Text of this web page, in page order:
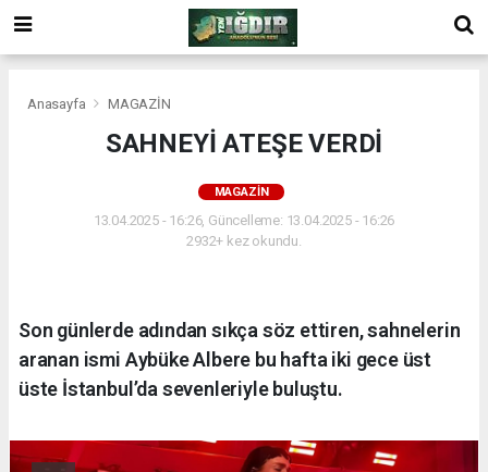
Anasayfa MAGAZİN
SAHNEYİ ATEŞE VERDİ
MAGAZİN
13.04.2025 - 16:26, Güncelleme: 13.04.2025 - 16:26
2932+ kez okundu.
Son günlerde adından sıkça söz ettiren, sahnelerin
aranan ismi Aybüke Albere bu hafta iki gece üst
üste İstanbul’da sevenleriyle buluştu.